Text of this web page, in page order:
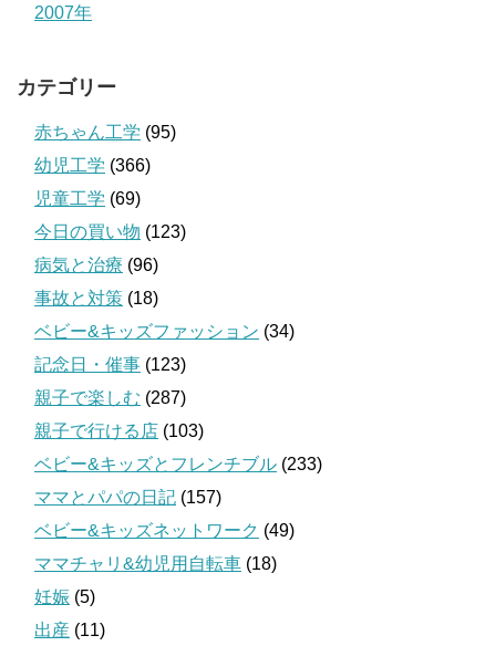
2007年
カテゴリー
赤ちゃん工学 (95)
幼児工学 (366)
児童工学 (69)
今日の買い物 (123)
病気と治療 (96)
事故と対策 (18)
ベビー&キッズファッション (34)
記念日・催事 (123)
親子で楽しむ (287)
親子で行ける店 (103)
ベビー&キッズとフレンチブル (233)
ママとパパの日記 (157)
ベビー&キッズネットワーク (49)
ママチャリ&幼児用自転車 (18)
妊娠 (5)
出産 (11)